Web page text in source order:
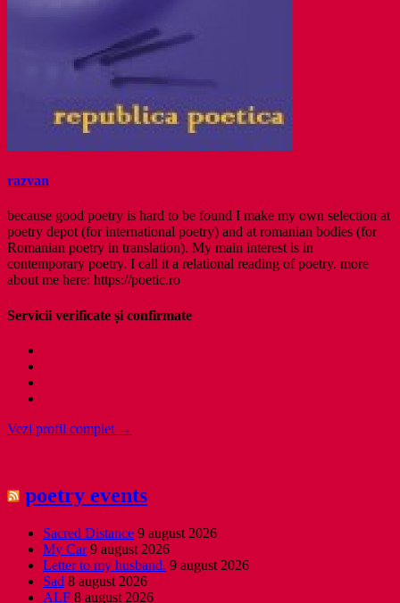
razvan
because good poetry is hard to be found I make my own selection at
poetry depot (for international poetry) and at romanian bodies (for
Romanian poetry in translation). My main interest is in
contemporary poetry. I call it a relational reading of poetry. more
about me here: https://poetic.ro
Servicii verificate și confirmate
Vezi profil complet →
poetry events
Sacred Distance 9 august 2026
My Car 9 august 2026
Letter to my husband. 9 august 2026
Sad 8 august 2026
ALF 8 august 2026